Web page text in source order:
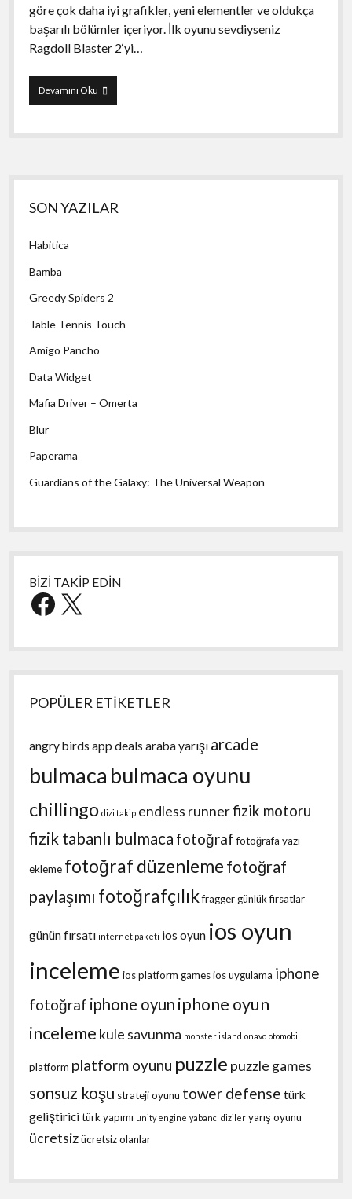
göre çok daha iyi grafikler, yeni elementler ve oldukça
başarılı bölümler içeriyor. İlk oyunu sevdiyseniz
Ragdoll Blaster 2‘yi…
Devamını OkuRagdoll
Blaster
Yan
Menü
SON YAZILAR
Habitica
Bamba
Greedy Spiders 2
Table Tennis Touch
Amigo Pancho
Data Widget
Mafia Driver – Omerta
Blur
Paperama
Guardians of the Galaxy: The Universal Weapon
BİZİ TAKİP EDİN
Facebook
X
POPÜLER ETİKETLER
angry birds app deals araba yarışı arcade
bulmaca bulmaca oyunu
chillingo dizi takip endless runnerfizik motoru
fizik tabanlı bulmaca fotoğraf fotoğrafa yazı
ekleme fotoğraf düzenleme fotoğraf
paylaşımı fotoğrafçılıkfraggergünlük fırsatlar
günün fırsatı internet paketi ios oyun ios oyun
inceleme ios platform gamesios uygulama iphone
fotoğraf iphone oyun iphone oyun
inceleme kule savunma monster island onavo otomobil
platform platform oyunu puzzle puzzle games
sonsuz koşu strateji oyunu tower defense türk
geliştiricitürk yapımı unity engine yabancı diziler yarış oyunu
ücretsizücretsiz olanlar